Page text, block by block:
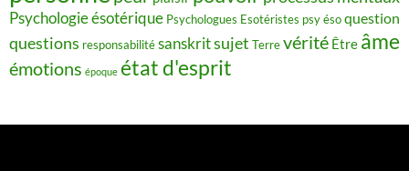
Psychologie ésotérique Psychologues Esotéristes psy ésoquestion
questions responsabilitésanskritsujet Terrevérité Être âme
émotions époque état d'esprit